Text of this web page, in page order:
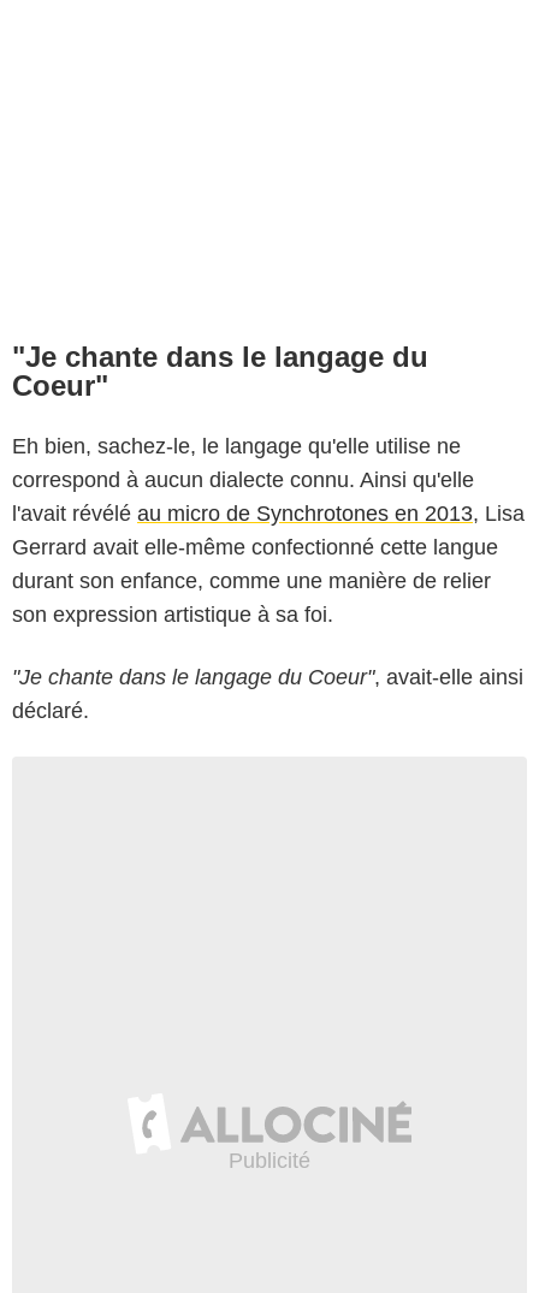
"Je chante dans le langage du
Coeur"
Eh bien, sachez-le, le langage qu'elle utilise ne
correspond à aucun dialecte connu. Ainsi qu'elle
l'avait révélé au micro de Synchrotones en 2013, Lisa
Gerrard avait elle-même confectionné cette langue
durant son enfance, comme une manière de relier
son expression artistique à sa foi.
"Je chante dans le langage du Coeur", avait-elle ainsi
déclaré.